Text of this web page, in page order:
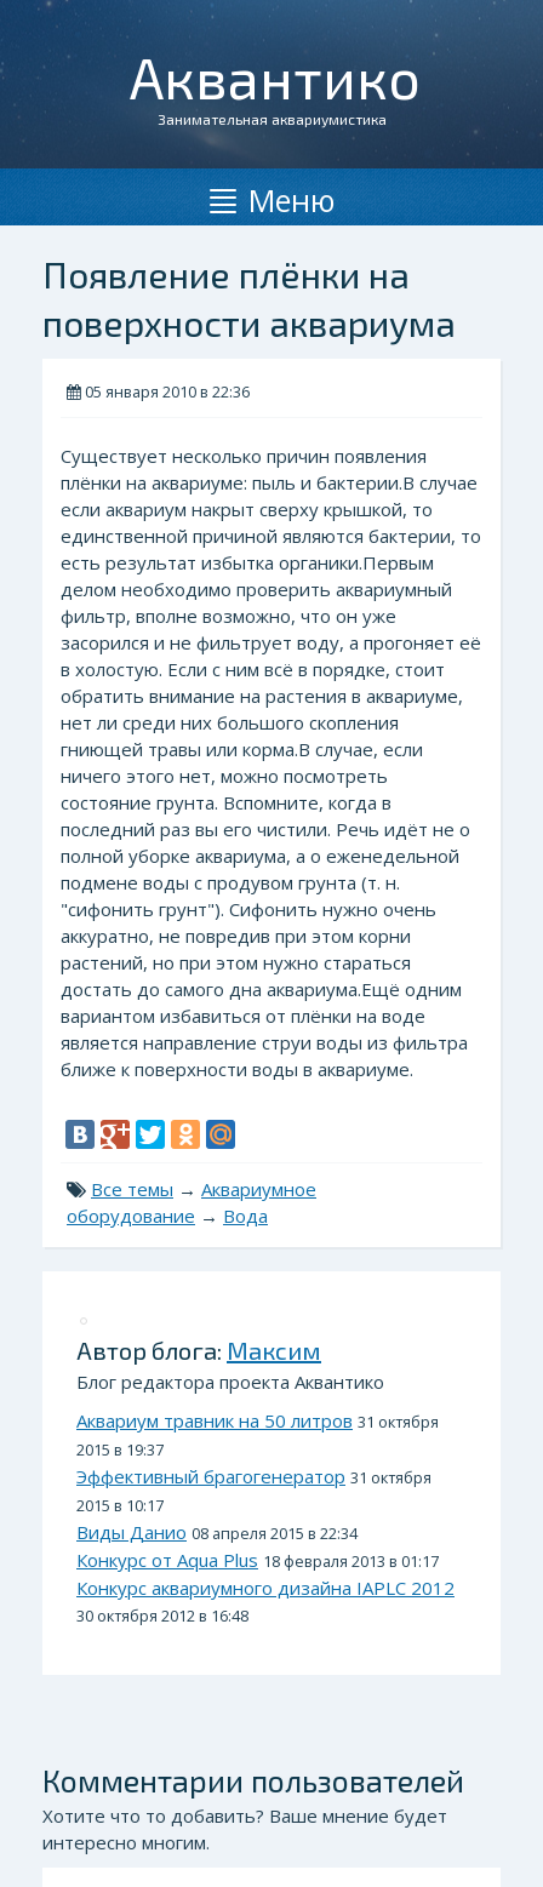
Аквантико
Занимательная аквариумистика
Меню
Появление плёнки на
поверхности аквариума
05 января 2010 в 22:36
Существует несколько причин появления
плёнки на аквариуме: пыль и бактерии.В случае
если аквариум накрыт сверху крышкой, то
единственной причиной являются бактерии, то
есть результат избытка органики.Первым
делом необходимо проверить аквариумный
фильтр, вполне возможно, что он уже
засорился и не фильтрует воду, а прогоняет её
в холостую. Если с ним всё в порядке, стоит
обратить внимание на растения в аквариуме,
нет ли среди них большого скопления
гниющей травы или корма.В случае, если
ничего этого нет, можно посмотреть
состояние грунта. Вспомните, когда в
последний раз вы его чистили. Речь идёт не о
полной уборке аквариума, а о еженедельной
подмене воды с продувом грунта (т. н.
"сифонить грунт"). Сифонить нужно очень
аккуратно, не повредив при этом корни
растений, но при этом нужно стараться
достать до самого дна аквариума.Ещё одним
вариантом избавиться от плёнки на воде
является направление струи воды из фильтра
ближе к поверхности воды в аквариуме.
Все темы → Аквариумное
оборудование → Вода
Автор блога: Максим
Блог редактора проекта Аквантико
Аквариум травник на 50 литров 31 октября
2015 в 19:37
Эффективный брагогенератор 31 октября
2015 в 10:17
Виды Данио 08 апреля 2015 в 22:34
Конкурс от Aqua Plus 18 февраля 2013 в 01:17
Конкурс аквариумного дизайна IAPLC 2012
30 октября 2012 в 16:48
Комментарии пользователей
Хотите что то добавить? Ваше мнение будет
интересно многим.